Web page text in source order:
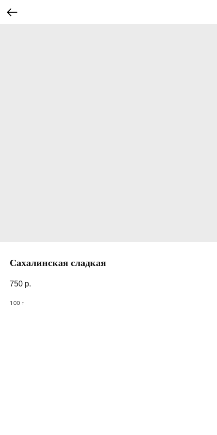
Сахалинская сладкая
750 р.
100 г